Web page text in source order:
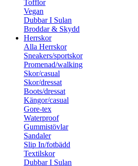
Tofflor
Vegan
Dubbar I Sulan
Broddar & Skydd
Herrskor
Alla Herrskor
Sneakers/sportskor
Promenad/walking
Skor/casual
Skor/dressat
Boots/dressat
Kängor/casual
Gore-tex
Waterproof
Gummistövlar
Sandaler
Slip In/fotbädd
Textilskor
Dubbar I Sulan